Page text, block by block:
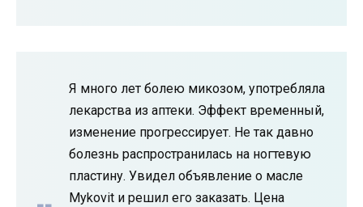
Я много лет болею микозом, употребляла
лекарства из аптеки. Эффект временный,
изменение прогрессирует. Не так давно
болезнь распространилась на ногтевую
пластину. Увидел объявление о масле
Mykovit и решил его заказать. Цена